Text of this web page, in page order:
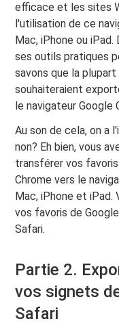
efficace et les sites
l'utilisation de ce
Mac, iPhone ou
ses outils pratiques
savons que la
souhaiteraient
le navigateur Google
Au son de cela, on a
non? Eh bien, vous
transférer vos
Chrome vers le
Mac, iPhone et iPad.
vos favoris de
Safari.
Partie 2.
vos signets
Safari